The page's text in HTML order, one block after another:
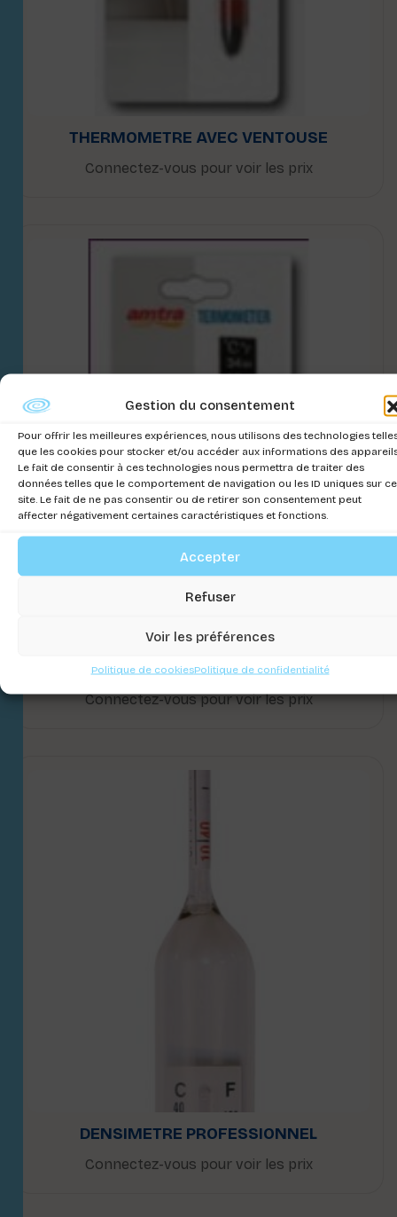
Gestion du consentement
Pour offrir les meilleures expériences, nous utilisons des technologies
que les cookies pour stocker et/ou accéder aux informations des
Le fait de consentir à ces technologies nous permettra de traiter des
données telles que le comportement de navigation ou les ID uniques sur ce
site. Le fait de ne pas consentir ou de retirer son consentement peut
affecter négativement certaines caractéristiques et fonctions.
Accepter
Refuser
Voir les préférences
Politique de cookiesPolitique de confidentialité
THERMOMETRE AVEC VENTOUSE
Connectez-vous pour voir les prix
THERMOMETRE DIGITALE
Connectez-vous pour voir les prix
DENSIMETRE PROFESSIONNEL
Connectez-vous pour voir les prix